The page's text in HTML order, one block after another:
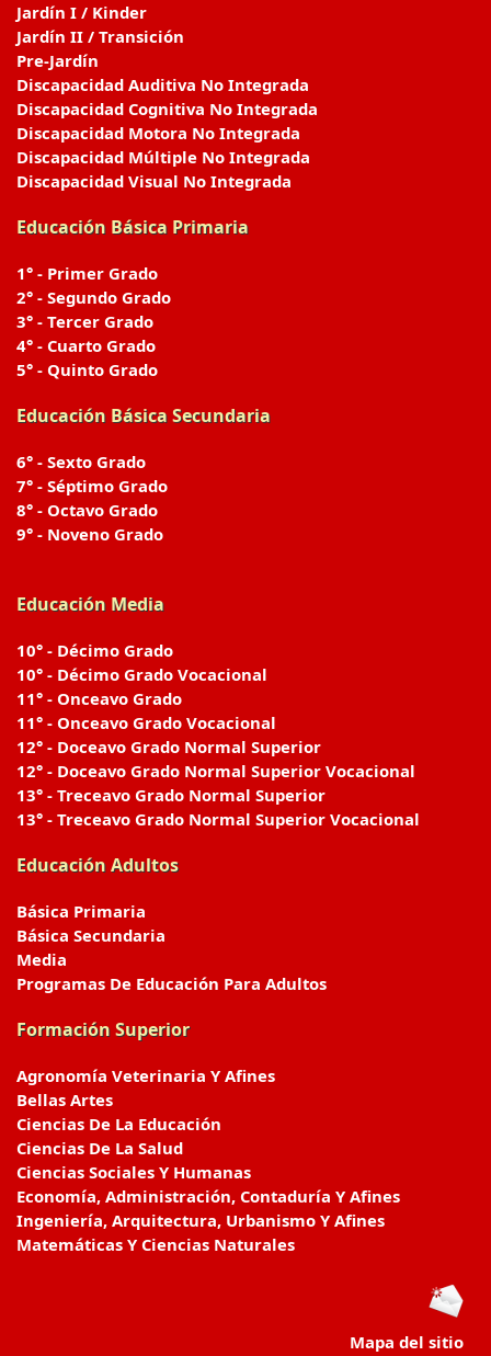
Jardín I / Kinder
Jardín II / Transición
Pre-Jardín
Discapacidad Auditiva No Integrada
Discapacidad Cognitiva No Integrada
Discapacidad Motora No Integrada
Discapacidad Múltiple No Integrada
Discapacidad Visual No Integrada
Educación Básica Primaria
1° - Primer Grado
2° - Segundo Grado
3° - Tercer Grado
4° - Cuarto Grado
5° - Quinto Grado
Educación Básica Secundaria
6° - Sexto Grado
7° - Séptimo Grado
8° - Octavo Grado
9° - Noveno Grado
Educación Media
10° - Décimo Grado
10° - Décimo Grado Vocacional
11° - Onceavo Grado
11° - Onceavo Grado Vocacional
12° - Doceavo Grado Normal Superior
12° - Doceavo Grado Normal Superior Vocacional
13° - Treceavo Grado Normal Superior
13° - Treceavo Grado Normal Superior Vocacional
Educación Adultos
Básica Primaria
Básica Secundaria
Media
Programas De Educación Para Adultos
Formación Superior
Agronomía Veterinaria Y Afines
Bellas Artes
Ciencias De La Educación
Ciencias De La Salud
Ciencias Sociales Y Humanas
Economía, Administración, Contaduría Y Afines
Ingeniería, Arquitectura, Urbanismo Y Afines
Matemáticas Y Ciencias Naturales
Mapa del sitio